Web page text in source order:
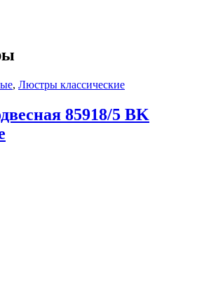
, Люстры классические
85918/5 BK